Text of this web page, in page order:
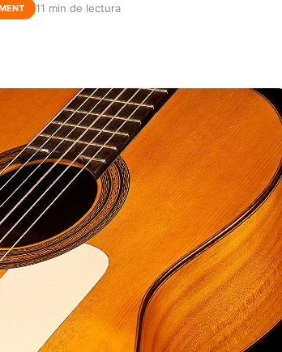
11 min de lectura